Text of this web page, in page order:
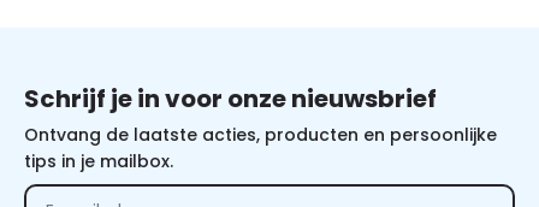
Schrijf je in voor onze nieuwsbrief
Ontvang de laatste acties, producten en persoonlijke
tips in je mailbox.